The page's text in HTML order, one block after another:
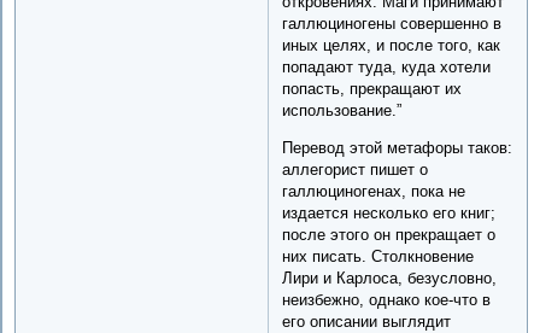
галлюциногены совершенно в
иных целях, и после того, как
попадают туда, куда хотели
попасть, прекращают их
использование.”
Перевод этой метафоры таков:
аллегорист пишет о
галлюциногенах, пока не
издается несколько его книг;
после этого он прекращает о
них писать. Столкновение
Лири и Карлоса, безусловно,
неизбежно, однако кое-что в
его описании выглядит